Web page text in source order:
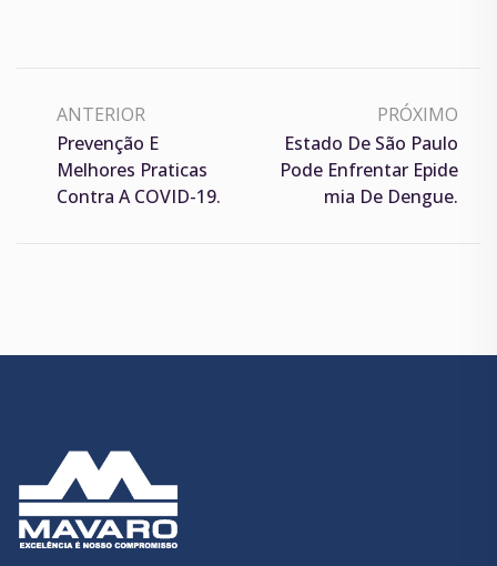
ANTERIOR
Prevenção E
Melhores Praticas
Contra A COVID-19.
PRÓXIMO
Estado De São Paulo
Pode Enfrentar Epide
Mia De Dengue.